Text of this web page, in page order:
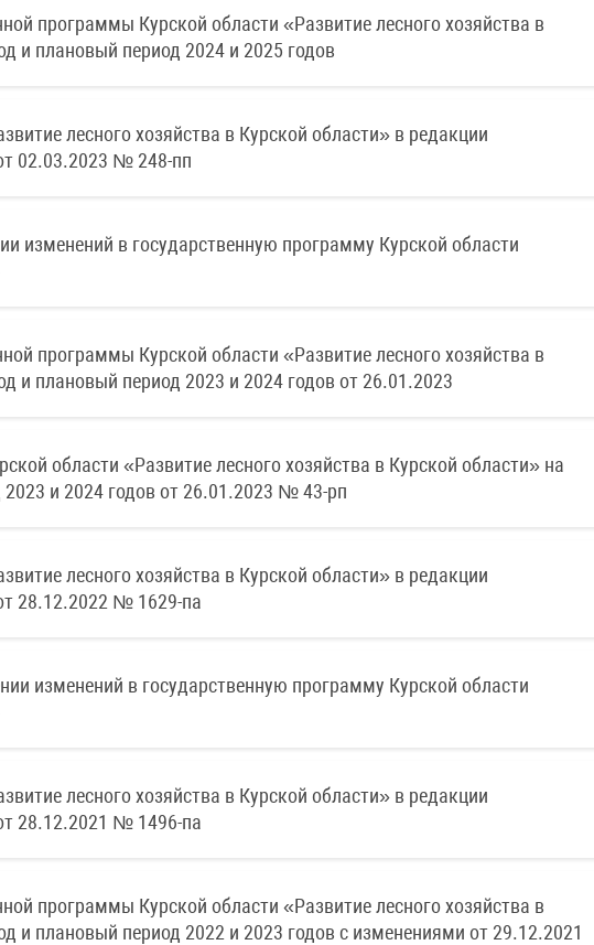
программы Курской области «Развитие лесного хозяйства в
и плановый период 2024 и 2025 годов
лесного хозяйства в Курской области» в редакции
02.03.2023 № 248-пп
изменений в государственную программу Курской области
программы Курской области «Развитие лесного хозяйства в
и плановый период 2023 и 2024 годов от 26.01.2023
области «Развитие лесного хозяйства в Курской области» на
и 2024 годов от 26.01.2023 № 43-рп
лесного хозяйства в Курской области» в редакции
28.12.2022 № 1629-па
изменений в государственную программу Курской области
лесного хозяйства в Курской области» в редакции
28.12.2021 № 1496-па
программы Курской области «Развитие лесного хозяйства в
и плановый период 2022 и 2023 годов с изменениями от 29.12.2021